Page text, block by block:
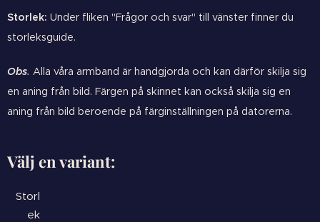
Storlek: Under fliken "Frågor och svar" till vänster finner du
storleksguide.
Obs. Alla våra armband är handgjorda och kan därför skilja sig
en aning från bild. Färgen på skinnet kan också skilja sig en
aning från bild beroende på färginställningen på datorerna.
Välj en variant:
Storl
ek